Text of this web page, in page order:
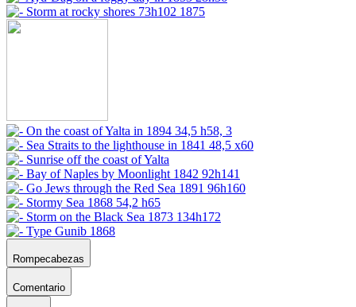
Rompecabezas
Comentario